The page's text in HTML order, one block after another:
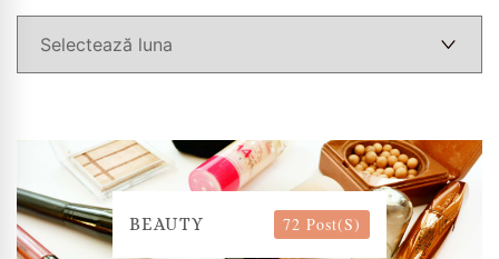
BEAUTY 72 Post(s)